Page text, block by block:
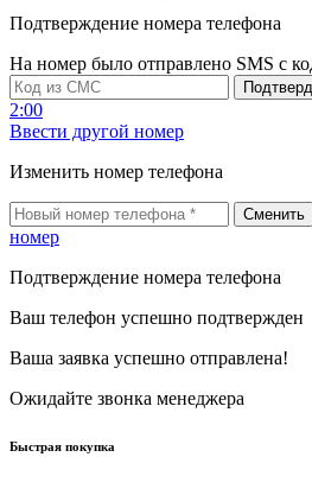
Подтверждение номера телефона
На номер было отправлено SMS с
2:00
Ввести другой номер
Изменить номер телефона
Сменить
номер
Подтверждение номера телефона
Ваш телефон успешно подтвержден
Ваша заявка успешно отправлена!
Ожидайте звонка менеджера
Быстрая покупка